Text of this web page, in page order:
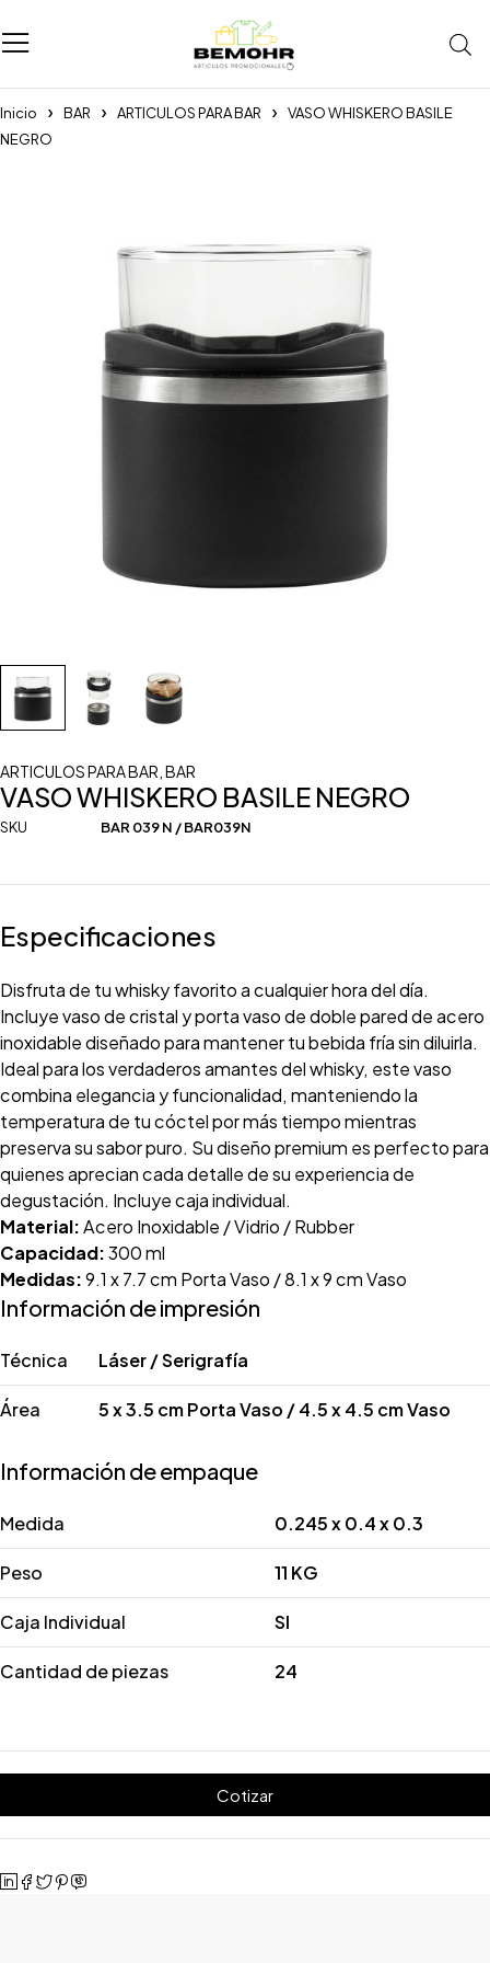
Inicio BAR ARTICULOS PARA BAR
VASO WHISKERO BASILE
NEGRO
ARTICULOS PARA BAR BAR
VASO WHISKERO BASILE NEGRO
SKU BAR 039 N / BAR039N
Especificaciones
Disfruta de tu whisky favorito a cualquier hora del día.
Incluye vaso de cristal y porta vaso de doble pared de acero
inoxidable diseñado para mantener tu bebida fría sin diluirla.
Ideal para los verdaderos amantes del whisky, este vaso
combina elegancia y funcionalidad, manteniendo la
temperatura de tu cóctel por más tiempo mientras
preserva su sabor puro. Su diseño premium es perfecto para
quienes aprecian cada detalle de su experiencia de
degustación. Incluye caja individual.
Material:Acero Inoxidable / Vidrio / Rubber
Capacidad:300 ml
Medidas:9.1 x 7.7 cm Porta Vaso / 8.1 x 9 cm Vaso
Información de impresión
Técnica Láser / Serigrafía
Área 5 x 3.5 cm Porta Vaso / 4.5 x 4.5 cm Vaso
Información de empaque
Medida 0.245 x 0.4 x 0.3
Peso 11 KG
Caja Individual SI
Cantidad de piezas 24
Cotizar